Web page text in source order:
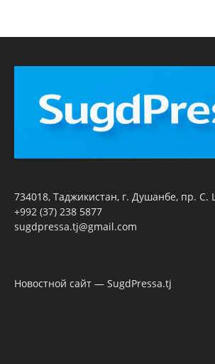
734018, Таджикистан, г. Душанбе, пр. С.
+992 (37) 238 5877
sugdpressa.tj@gmail.com
Новостной сайт — SugdPressa.tj